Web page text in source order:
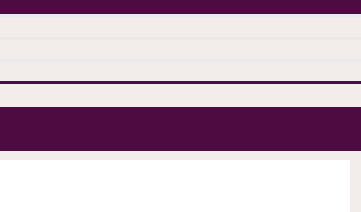
Alternar